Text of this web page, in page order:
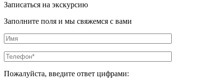
Записаться на экскурсию
Заполните поля и мы свяжемся с вами
Пожалуйста, введите ответ цифрами: